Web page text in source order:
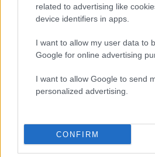
related to advertising like
device identifiers in apps.
I want to allow my user data to
Google for online advertising
I want to allow Google to send
personalized advertising.
CONFIRM
Αν τα χάσατε